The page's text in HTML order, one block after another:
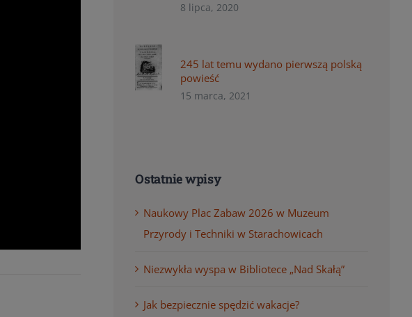
8 lipca, 2020
245 lat temu wydano pierwszą polską
powieść
15 marca, 2021
Ostatnie wpisy
Naukowy Plac Zabaw 2026 w Muzeum
Przyrody i Techniki w Starachowicach
Niezwykła wyspa w Bibliotece „Nad Skałą”
Jak bezpiecznie spędzić wakacje?